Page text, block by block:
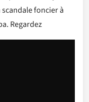
foncier à
Regardez